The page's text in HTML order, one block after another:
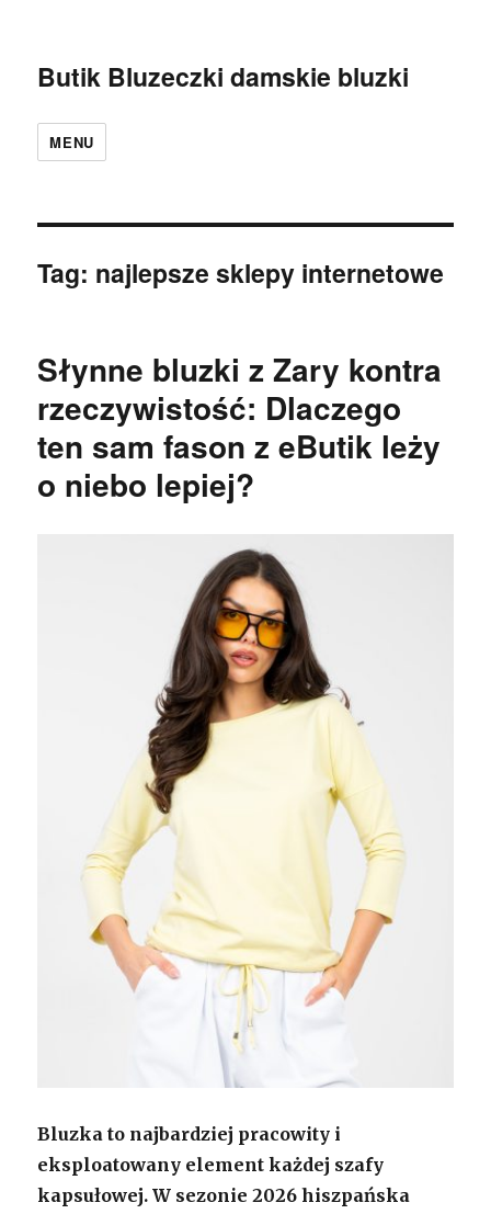
Butik Bluzeczki damskie bluzki
MENU
Tag: najlepsze sklepy internetowe
Słynne bluzki z Zary kontra
rzeczywistość: Dlaczego
ten sam fason z eButik leży
o niebo lepiej?
Bluzka to najbardziej pracowity i
eksploatowany element każdej szafy
kapsułowej. W sezonie 2026 hiszpańska